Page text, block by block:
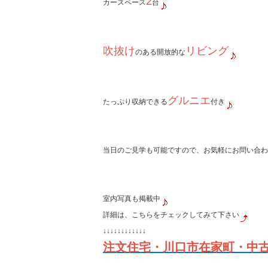
カースペース 台
吹抜けのある開放的な リビング
たっぷり収納できる グルニエ付き
当日のご見学も可能ですので、お気軽にお問い合
室内写真も掲載中
詳細は、こちらをチェックしてみて下さい
↓↓↓↓↓↓↓↓↓↓↓↓
注文住宅・川口市在家町・中